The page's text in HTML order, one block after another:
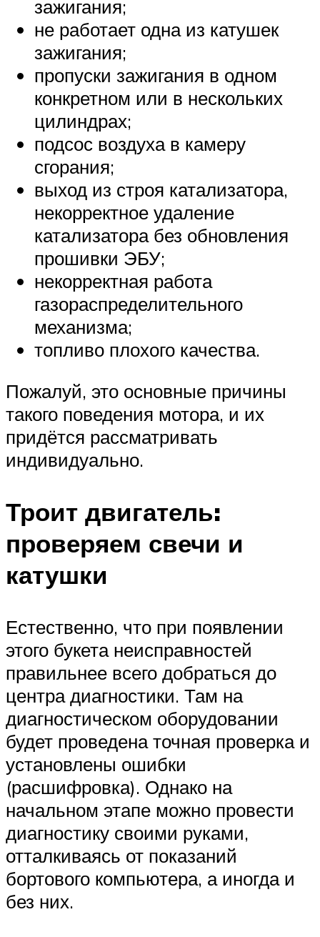
зажигания;
не работает одна из катушек
зажигания;
пропуски зажигания в одном
конкретном или в нескольких
цилиндрах;
подсос воздуха в камеру
сгорания;
выход из строя катализатора,
некорректное удаление
катализатора без обновления
прошивки ЭБУ;
некорректная работа
газораспределительного
механизма;
топливо плохого качества.
Пожалуй, это основные причины
такого поведения мотора, и их
придётся рассматривать
индивидуально.
Троит двигатель:
проверяем свечи и
катушки
Естественно, что при появлении
этого букета неисправностей
правильнее всего добраться до
центра диагностики. Там на
диагностическом оборудовании
будет проведена точная проверка и
установлены ошибки
(расшифровка). Однако на
начальном этапе можно провести
диагностику своими руками,
отталкиваясь от показаний
бортового компьютера, а иногда и
без них.